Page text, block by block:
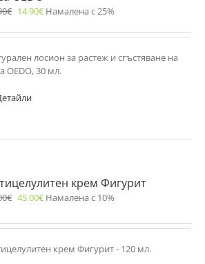
€ 14.90€ Намалена с 25%
лосион за растеж и сгъстяване на
OEDO, 30 мл.
крем Фигурит
€ 45.00€ Намалена с 10%
крем Фигурит - 120 мл.